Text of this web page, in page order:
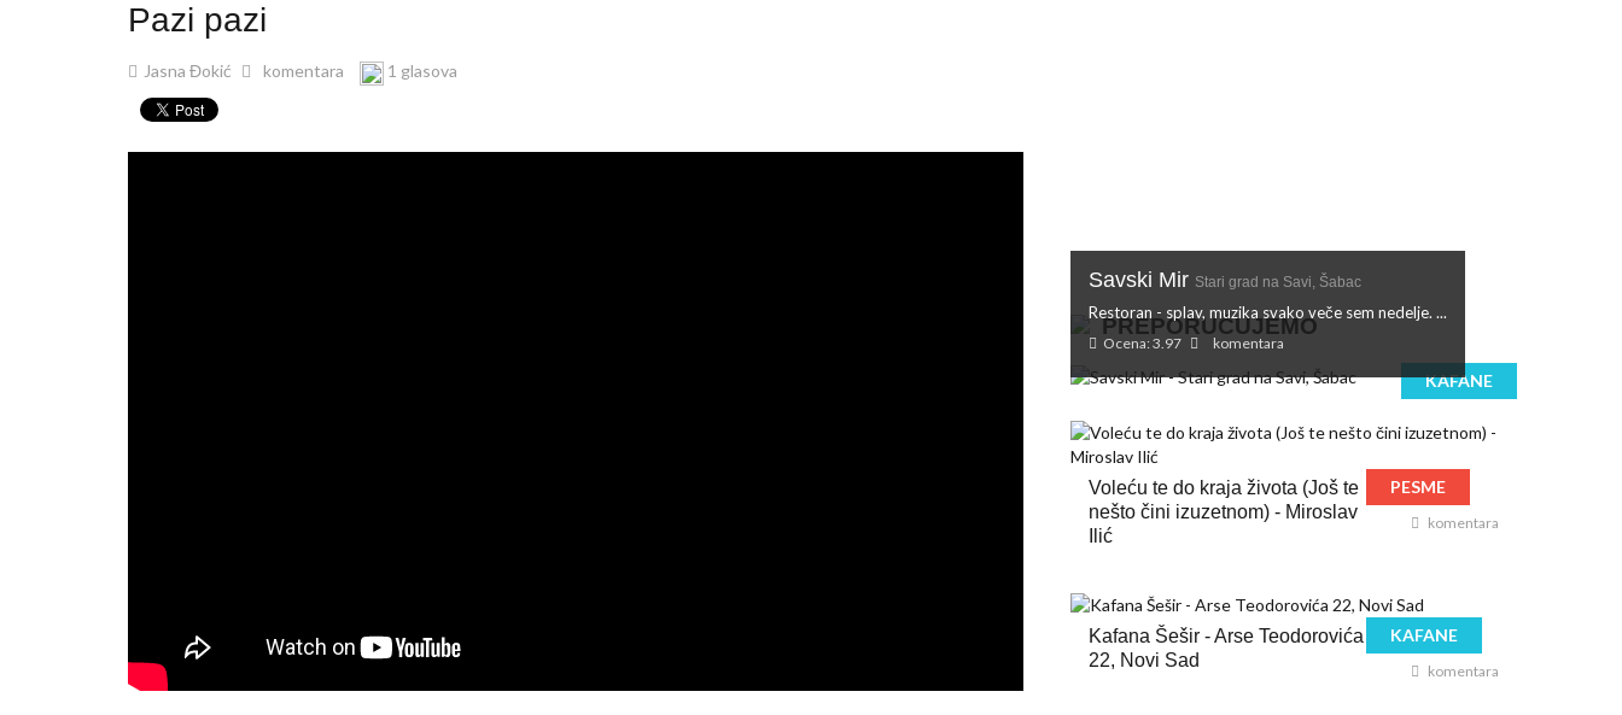
Pazi pazi
Jasna Đokić komentara 1 glasova
PREPORUČUJEMO
KAFANE
Savski Mir Stari grad na Savi, Šabac
Restoran - splav, muzika svako veče sem nedelje. ...
Ocena: 3.97 komentara
Voleću te do kraja života (Još te
nešto čini izuzetnom) - Miroslav
Ilić
PESME
komentara
Kafana Šešir - Arse Teodorovića
22, Novi Sad
KAFANE
komentara